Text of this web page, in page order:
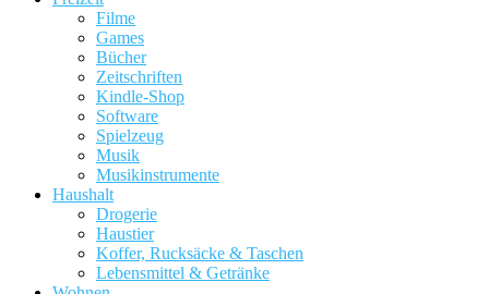
Filme
Games
Bücher
Zeitschriften
Kindle-Shop
Software
Spielzeug
Musik
Musikinstrumente
Haushalt
Drogerie
Haustier
Koffer, Rucksäcke & Taschen
Lebensmittel & Getränke